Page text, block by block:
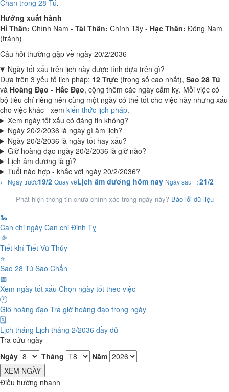
Chẩn trong 28 Tú.
Hướng xuất hành
Hỉ Thần: Chính Nam - Tài Thần: Chính Tây - Hạc Thần: Đông Nam
(tránh)
Câu hỏi thường gặp về ngày 20/2/2036
Ngày tốt xấu trên lịch này được tính dựa trên gì?
Dựa trên 3 yếu tố lịch pháp: 12 Trực (trọng số cao nhất), Sao 28 Tú
và Hoàng Đạo - Hắc Đạo, cộng thêm các ngày cấm kỵ. Mỗi việc có
bộ tiêu chí riêng nên cùng một ngày có thể tốt cho việc này nhưng xấu
cho việc khác - xem kiến thức lịch pháp.
Xem ngày tốt xấu có đáng tin không?
Ngày 20/2/2036 là ngày gì âm lịch?
Ngày 20/2/2036 là ngày tốt hay xấu?
Giờ hoàng đạo ngày 20/2/2036 là giờ nào?
Lịch âm dương là gì?
Tuổi nào hợp - khắc với ngày 20/2/2036?
← Ngày trước19/2 Quay vềLịch âm dương hôm nay Ngày sau →21/2
Phát hiện thông tin chưa chính xác trong ngày này? Báo lỗi dữ liệu
🐍
Can chi ngày Can chi Đinh Tỵ
🌞
Tiết khí Tiết Vũ Thủy
⭐
Sao 28 Tú Sao Chẩn
📅
Xem ngày tốt xấu Chọn ngày tốt theo việc
🕐
Giờ hoàng đạo Tra giờ hoàng đạo trong ngày
🗓️
Lịch tháng Lịch tháng 2/2036 đầy đủ
Tra cứu ngày
Ngày
Tháng
Năm
XEM NGÀY
Điều hướng nhanh